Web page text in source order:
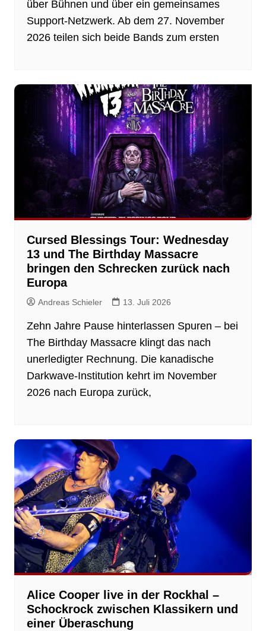
über Bühnen und über ein gemeinsames
Support-Netzwerk. Ab dem 27. November
2026 teilen sich beide Bands zum ersten
Cursed Blessings Tour: Wednesday
13 und The Birthday Massacre
bringen den Schrecken zurück nach
Europa
Andreas Schieler 13. Juli 2026
Zehn Jahre Pause hinterlassen Spuren – bei
The Birthday Massacre klingt das nach
unerledigter Rechnung. Die kanadische
Darkwave-Institution kehrt im November
2026 nach Europa zurück,
Alice Cooper live in der Rockhal –
Schockrock zwischen Klassikern und
einer Überaschung